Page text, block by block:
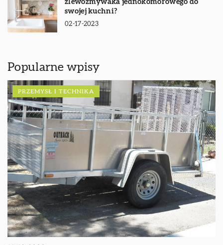
zlewozmywaka jednokomorowego do
swojej kuchni?
02-17-2023
Popularne wpisy
PRZEMYSŁ I TECHNIKA